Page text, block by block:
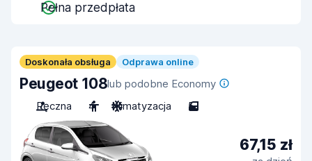
Pełna przedpłata
Doskonała obsługa Odprawa online
Peugeot 108lub podobne Economy
Ręczna
4 Klimatyzacja 5
67,15 zł